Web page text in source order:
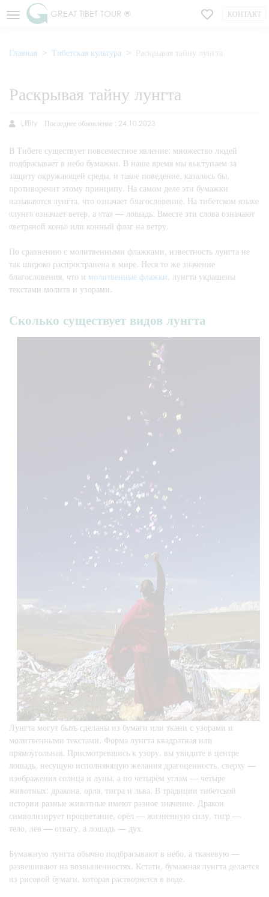
GREAT TIBET TOUR ® КОНТАКТ
Главная Тибетская культура Раскрывая тайну лунгта
Раскрывая тайну лунгта
Liffity Последнее обновление : 24.10.2023
В Тибете существует повсеместное явление: множество людей
подбрасывает в небо бумажки. В наше время мы выступаем за
защиту окружающей среды, и такое поведение, казалось бы,
противоречит этому принципу. На самом деле эти бумажки
называются лунгта, что означает благословение. На тибетском языке
«лунг» означает ветер, а «та» — лошадь. Вместе эти слова означают
«ветряной конь» или конный флаг на ветру.
По сравнению с молитвенными флажками, известность лунгта не
так широко распространена в мире. Неся то же значение
благословения, что и молитвенные флажки, лунгта украшены
текстами молитв и узорами.
Сколько существует видов лунгта
Лунгта могут быть сделаны из бумаги или ткани с узорами и
молитвенными текстами. Форма лунгта квадратная или
прямоугольная. Присмотревшись к узору, вы увидите в центре
лошадь, несущую исполняющую желания драгоценность, сверху —
изображения солнца и луны, а по четырём углам — четыре
животных: дракона, орла, тигра и льва. В традиции тибетской
истории разные животные имеют разное значение. Дракон
символизирует процветание, орёл — жизненную силу, тигр —
тело, лев — отвагу, а лошадь — дух.
Бумажную лунгта обычно подбрасывают в небо, а тканевую —
развешивают на возвышенностях. Кстати, бумажная лунгта делается
из рисовой бумаги, которая растворяется в воде.